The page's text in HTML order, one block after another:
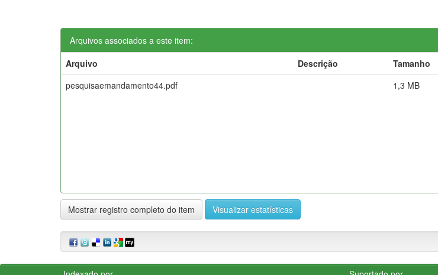
Arquivos associados a este item:
Arquivo
Descrição Tamanho
pesquisaemandamento44.pdf
1,3 MB
Mostrar registro completo do item Visualizar estatísticas